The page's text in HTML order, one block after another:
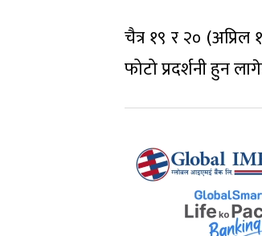
चैत्र १९ र २०
फोटो प्रदर्शनी हुन